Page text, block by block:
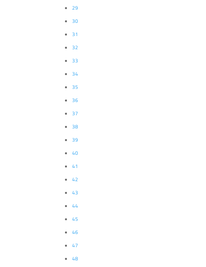
29
30
31
32
33
34
35
36
37
38
39
40
41
42
43
44
45
46
47
48